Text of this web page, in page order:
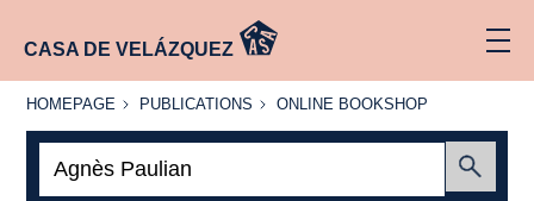
CASA DE VELÁZQUEZ
HOMEPAGE
HOMEPAGE PUBLICATIONS
PUBLICATIONS
ONLINE
ONLINE BOOKSHOP